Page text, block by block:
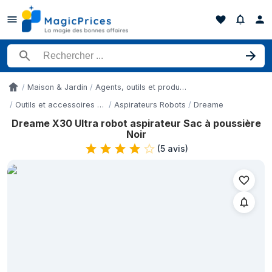
Rechercher un produit
AccueilMaison & Jardin
Agents, outils et produits nettoyants
Outils et accessoires de nettoyage
Aspirateurs Robots Dreame
Dreame X30 Ultra robot aspirateur Sac à poussière
Noir
(5 avis)
Historique des prix de Dreame X30 Ultra robot aspirateur Sac
Date
22 mai 2026